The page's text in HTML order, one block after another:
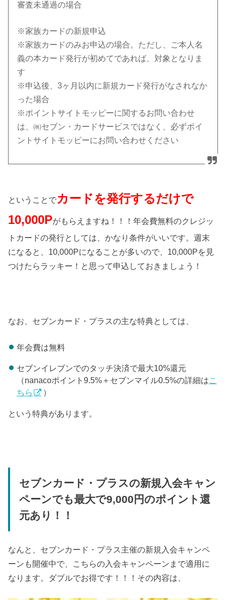
審査未通過の場合
※家族カードの新規申込
※家族カードのみお申込の場合。ただし、ご本人名
義の本カード発行が初めてであれば、対象となりま
す
※申込後、3ヶ月以内に新規カード発行がなされなか
った場合
※ポイントサイトモッピーに関するお問い合わせ
は、㈱セブン・カードサービスではなく、必ずポイ
ントサイトモッピーにお問い合わせください
ということでカードを発行するだけで
10,000Pがもらえますね！！！年会費無料のクレジッ
トカードの発行としては、かなり条件がいいです。週末
になると、10,000Pになることが多いので、10,000Pを見
つけたらラッキー！と思って申込しておきましょう！
なお、セブンカード・プラスの主な特典としては、
年会費は無料
セブンイレブンでのタッチ決済で最大10%還元
（nanacoポイント9.5%＋セブンマイル0.5%の詳細はこ
ちら
）
という特典があります。
セブンカード・プラスの新規入会キャン
ペーンでも最大で9,000円のポイント還
元あり！！
なんと、セブンカード・プラス主催の新規入会キャンペ
ーンも開催中で、こちらの入会キャンペーンまで適用に
なります。ダブルでお得です！！！その内容は、